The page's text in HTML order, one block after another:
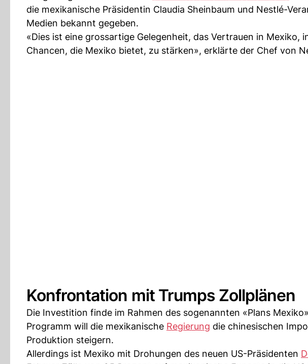
die mexikanische Präsidentin Claudia Sheinbaum und Nestlé-
Medien bekannt gegeben.
«Dies ist eine grossartige Gelegenheit, das Vertrauen in Mexiko,
Chancen, die Mexiko bietet, zu stärken», erklärte der Chef von
Konfrontation mit Trumps Zollplänen
Die Investition finde im Rahmen des sogenannten «Plans
Programm will die mexikanische Regierung die chinesischen
Produktion steigern.
Allerdings ist Mexiko mit Drohungen des neuen US-Präsidenten